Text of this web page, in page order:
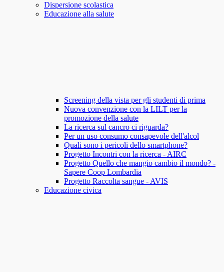
Dispersione scolastica
Educazione alla salute
Screening della vista per gli studenti di prima
Nuova convenzione con la LILT per la
promozione della salute
La ricerca sul cancro ci riguarda?
Per un uso consumo consapevole dell'alcol
Quali sono i pericoli dello smartphone?
Progetto Incontri con la ricerca - AIRC
Progetto Quello che mangio cambio il mondo? -
Sapere Coop Lombardia
Progetto Raccolta sangue - AVIS
Educazione civica